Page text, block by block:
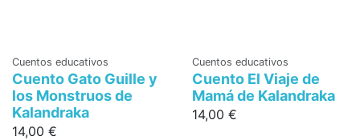
Cuentos educativos
Cuento Gato Guille y
los Monstruos de
Kalandraka
14,00 €
Cuentos educativos
Cuento El Viaje de
Mamá de Kalandraka
14,00 €